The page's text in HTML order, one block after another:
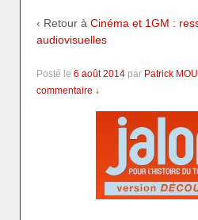
‹ Retour à Cinéma et 1GM :
audiovisuelles
Posté le 6 août 2014 par Patrick
commentaire ↓